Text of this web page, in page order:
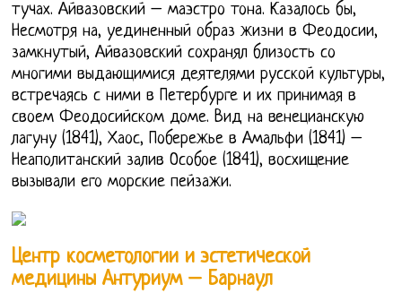
тучах. Айвазовский – маэстро тона. Казалось бы,
Несмотря на, уединенный образ жизни в Феодосии,
замкнутый, Айвазовский сохранял близость со
многими выдающимися деятелями русской культуры,
встречаясь с ними в Петербурге и их принимая в
своем Феодосийском доме. Вид на венецианскую
лагуну (1841), Хаос, Побережье в Амальфи (1841) –
Неаполитанский залив Особое (1841), восхищение
вызывали его морские пейзажи.
Центр косметологии и эстетической
медицины Антуриум – Барнаул